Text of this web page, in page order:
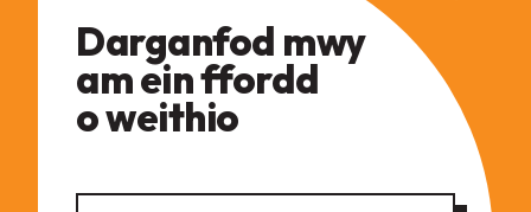
Darganfod mwy
am ein ffordd
o weithio